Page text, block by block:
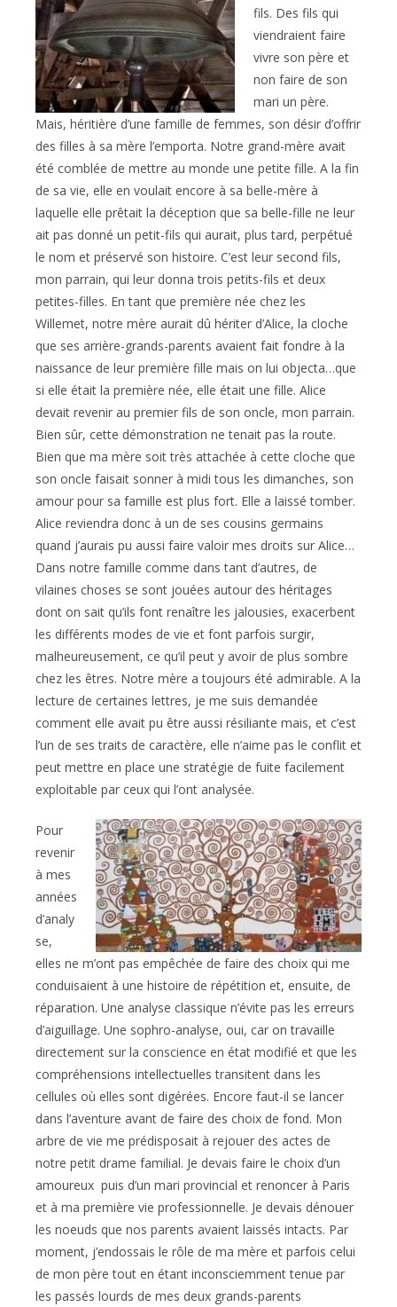
fils. Des fils qui
viendraient faire
vivre son père et
non faire de son
mari un père.
Mais, héritière d’une famille de femmes, son désir d’offrir
des filles à sa mère l’emporta. Notre grand-mère avait
été comblée de mettre au monde une petite fille. A la fin
de sa vie, elle en voulait encore à sa belle-mère à
laquelle elle prêtait la déception que sa belle-fille ne leur
ait pas donné un petit-fils qui aurait, plus tard, perpétué
le nom et préservé son histoire. C’est leur second fils,
mon parrain, qui leur donna trois petits-fils et deux
petites-filles. En tant que première née chez les
Willemet, notre mère aurait dû hériter d’Alice, la cloche
que ses arrière-grands-parents avaient fait fondre à la
naissance de leur première fille mais on lui objecta…que
si elle était la première née, elle était une fille. Alice
devait revenir au premier fils de son oncle, mon parrain.
Bien sûr, cette démonstration ne tenait pas la route.
Bien que ma mère soit très attachée à cette cloche que
son oncle faisait sonner à midi tous les dimanches, son
amour pour sa famille est plus fort. Elle a laissé tomber.
Alice reviendra donc à un de ses cousins germains
quand j’aurais pu aussi faire valoir mes droits sur Alice…
Dans notre famille comme dans tant d’autres, de
vilaines choses se sont jouées autour des héritages
dont on sait qu’ils font renaître les jalousies, exacerbent
les différents modes de vie et font parfois surgir,
malheureusement, ce qu’il peut y avoir de plus sombre
chez les êtres. Notre mère a toujours été admirable. A la
lecture de certaines lettres, je me suis demandée
comment elle avait pu être aussi résiliante mais, et c’est
l’un de ses traits de caractère, elle n’aime pas le conflit et
peut mettre en place une stratégie de fuite facilement
exploitable par ceux qui l’ont analysée.
Pour
revenir
à mes
années
d’analy
se,
elles ne m’ont pas empêchée de faire des choix qui me
conduisaient à une histoire de répétition et, ensuite, de
réparation. Une analyse classique n’évite pas les erreurs
d’aiguillage. Une sophro-analyse, oui, car on travaille
directement sur la conscience en état modifié et que les
compréhensions intellectuelles transitent dans les
cellules où elles sont digérées. Encore faut-il se lancer
dans l’aventure avant de faire des choix de fond. Mon
arbre de vie me prédisposait à rejouer des actes de
notre petit drame familial. Je devais faire le choix d’un
amoureux puis d’un mari provincial et renoncer à Paris
et à ma première vie professionnelle. Je devais dénouer
les noeuds que nos parents avaient laissés intacts. Par
moment, j’endossais le rôle de ma mère et parfois celui
de mon père tout en étant inconsciemment tenue par
les passés lourds de mes deux grands-parents